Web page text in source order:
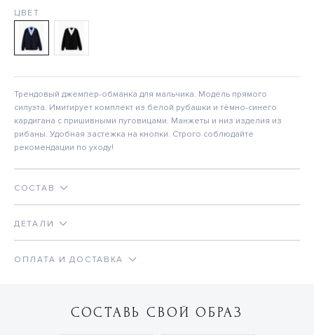
ЦВЕТ
Трендовый джемпер-обманка для мальчика. Модель прямого
силуэта. Имитирует комплект из белой рубашки и тёмно-синего
кардигана с пришивными пуговицами. Манжеты и низ изделия из
рибаны. Удобная застежка на кнопки. Строго соблюдайте
рекомендации по уходу!
СОСТАВ
ДЕТАЛИ
ОПЛАТА И ДОСТАВКА
СОСТАВЬ СВОЙ ОБРАЗ